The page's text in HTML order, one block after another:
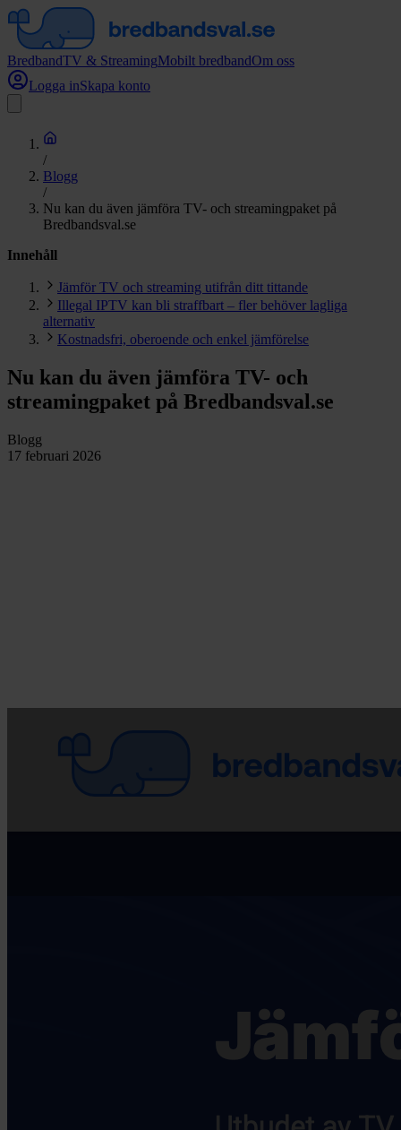
BredbandTV & StreamingMobilt bredbandOm oss
Logga inSkapa konto
/
Blogg
/
Nu kan du även jämföra TV- och streamingpaket på
Bredbandsval.se
Innehåll
Jämför TV och streaming utifrån ditt tittande
Illegal IPTV kan bli straffbart – fler behöver lagliga
alternativ
Kostnadsfri, oberoende och enkel jämförelse
Nu kan du även jämföra TV- och
streamingpaket på Bredbandsval.se
Blogg
17 februari 2026